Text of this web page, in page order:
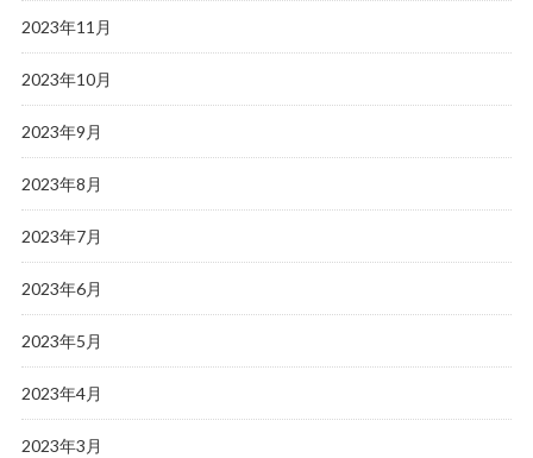
2023年11月
2023年10月
2023年9月
2023年8月
2023年7月
2023年6月
2023年5月
2023年4月
2023年3月